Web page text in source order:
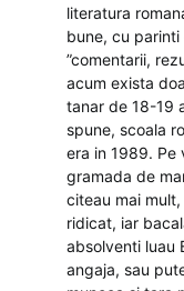
literatura
bune, cu
”comentarii,
acum exista
tanar de 18-19
spune, scoala
era in 1989. Pe
gramada de
citeau mai
ridicat, iar
absolventi luau
angaja, sau